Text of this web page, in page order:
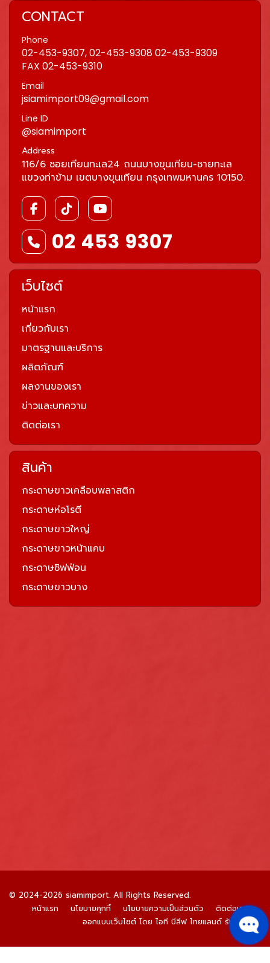
CONTACT
Phone
02-453-9307, 02-453-9308 02-453-9309
FAX 02-453-9310
Email
jsiamimport09@gmail.com
Line ID
@siamimport
Address
116/6 ซอยเทียนทะเล24 ถนนบางขุนเทียน-ชายทะเล
แขวงท่าข้าม เขตบางขุนเทียน กรุงเทพมหานคร 10150.
02 453 9307
เว็บไซต์
หน้าแรก
เกี่ยวกับเรา
มาตรฐานและบริการ
ผลิตภัณฑ์
ผลงานของเรา
ข่าวและบทความ
ติดต่อเรา
สินค้า
กระดาษขาวเคลือบพลาสติก
กระดาษห่อโรตี
กระดาษขาวใหญ่
กระดาษขาวหน้าแคบ
กระดาษชิฟฟ่อน
กระดาษขาวบาง
© 2024-2026 siamimport. All Rights Reserved.
หน้าแรก
นโยบายคุกกี้ นโยบายความเป็นส่วนตัว
ติดต่อเรา
ออกแบบเว็บไซต์ โดย ไอที บีลีฟ ไทยแลนด์ รับทำ SEO